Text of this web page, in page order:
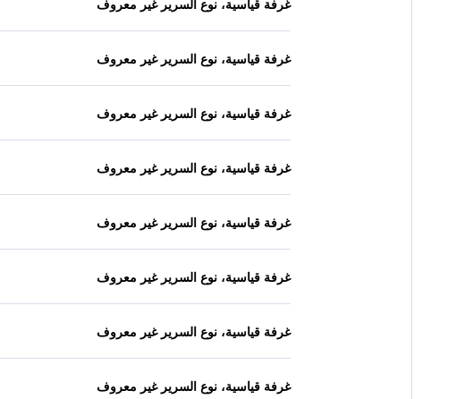
غرفة قياسية، نوع السرير غير معروف
غرفة قياسية، نوع السرير غير معروف
غرفة قياسية، نوع السرير غير معروف
غرفة قياسية، نوع السرير غير معروف
غرفة قياسية، نوع السرير غير معروف
غرفة قياسية، نوع السرير غير معروف
غرفة قياسية، نوع السرير غير معروف
غرفة قياسية، نوع السرير غير معروف